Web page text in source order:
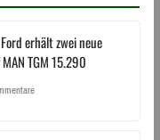
erhält zwei neue
TGM 15.290